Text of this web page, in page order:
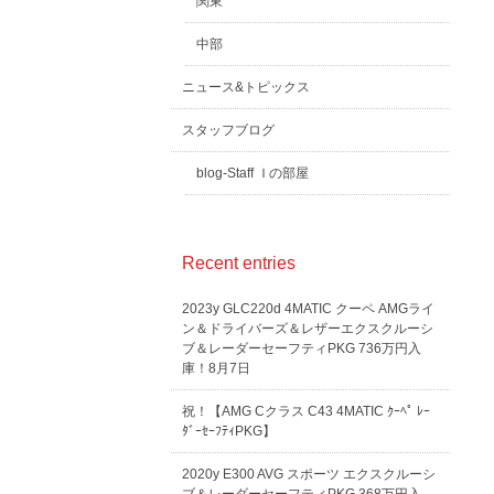
中部
ニュース&トピックス
スタッフブログ
blog-Staff Ｉの部屋
Recent entries
2023y GLC220d 4MATIC クーペ AMGライ
ン＆ドライバーズ＆レザーエクスクルーシ
ブ＆レーダーセーフティPKG 736万円入
庫！8月7日
祝！【AMG Cクラス C43 4MATIC ｸｰﾍﾟ ﾚｰ
ﾀﾞｰｾｰﾌﾃｨPKG】
2020y E300 AVG スポーツ エクスクルーシ